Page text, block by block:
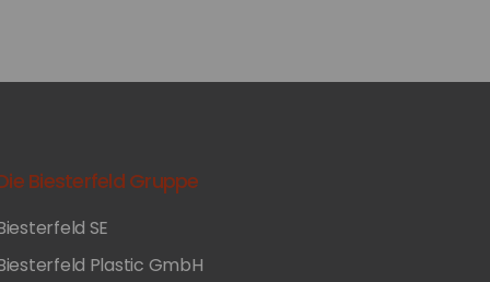
Biesterfeld Gruppe
SE
Plastic GmbH